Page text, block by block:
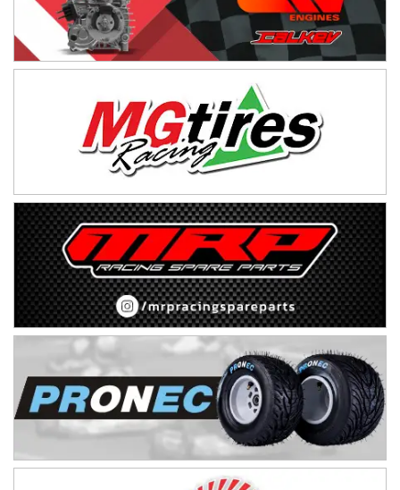
Juan Navarro (Asfalto)
El Timbó (Tucumán)
COBERTURA ESPECIAL DE E-KART.COM.AR
IAME SERIES ARGENTINA 6
Ramiro Tot (Asfalto)
Baradero (Buenos Aires)
Ciudad de Trenque Lauquen (Asfalto)
Trenque Lauquen (Buenos Aires)
ENTRERRIANO - F6 (POSTERGADA)
Parque de la Velocidad (Asfalto)
Villaguay (Entre Ríos)
VICTORIENSE - F7
El Cerro (Tierra)
Victoria (Entre Ríos)
PATAGONICO - F6
Moto Club Reginense (Tierra)
Gral. E. Godoy (Río Negro)
Juventud Unida (Tierra)